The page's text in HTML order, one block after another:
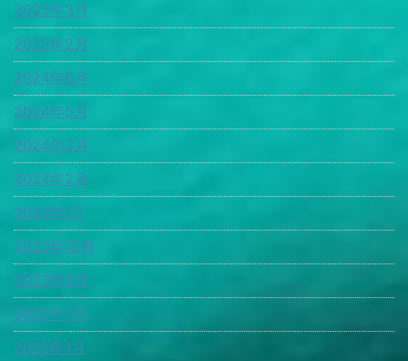
2025年3月
2025年2月
2024年6月
2024年5月
2024年3月
2024年2月
2024年1月
2023年12月
2023年9月
2022年7月
2022年1月